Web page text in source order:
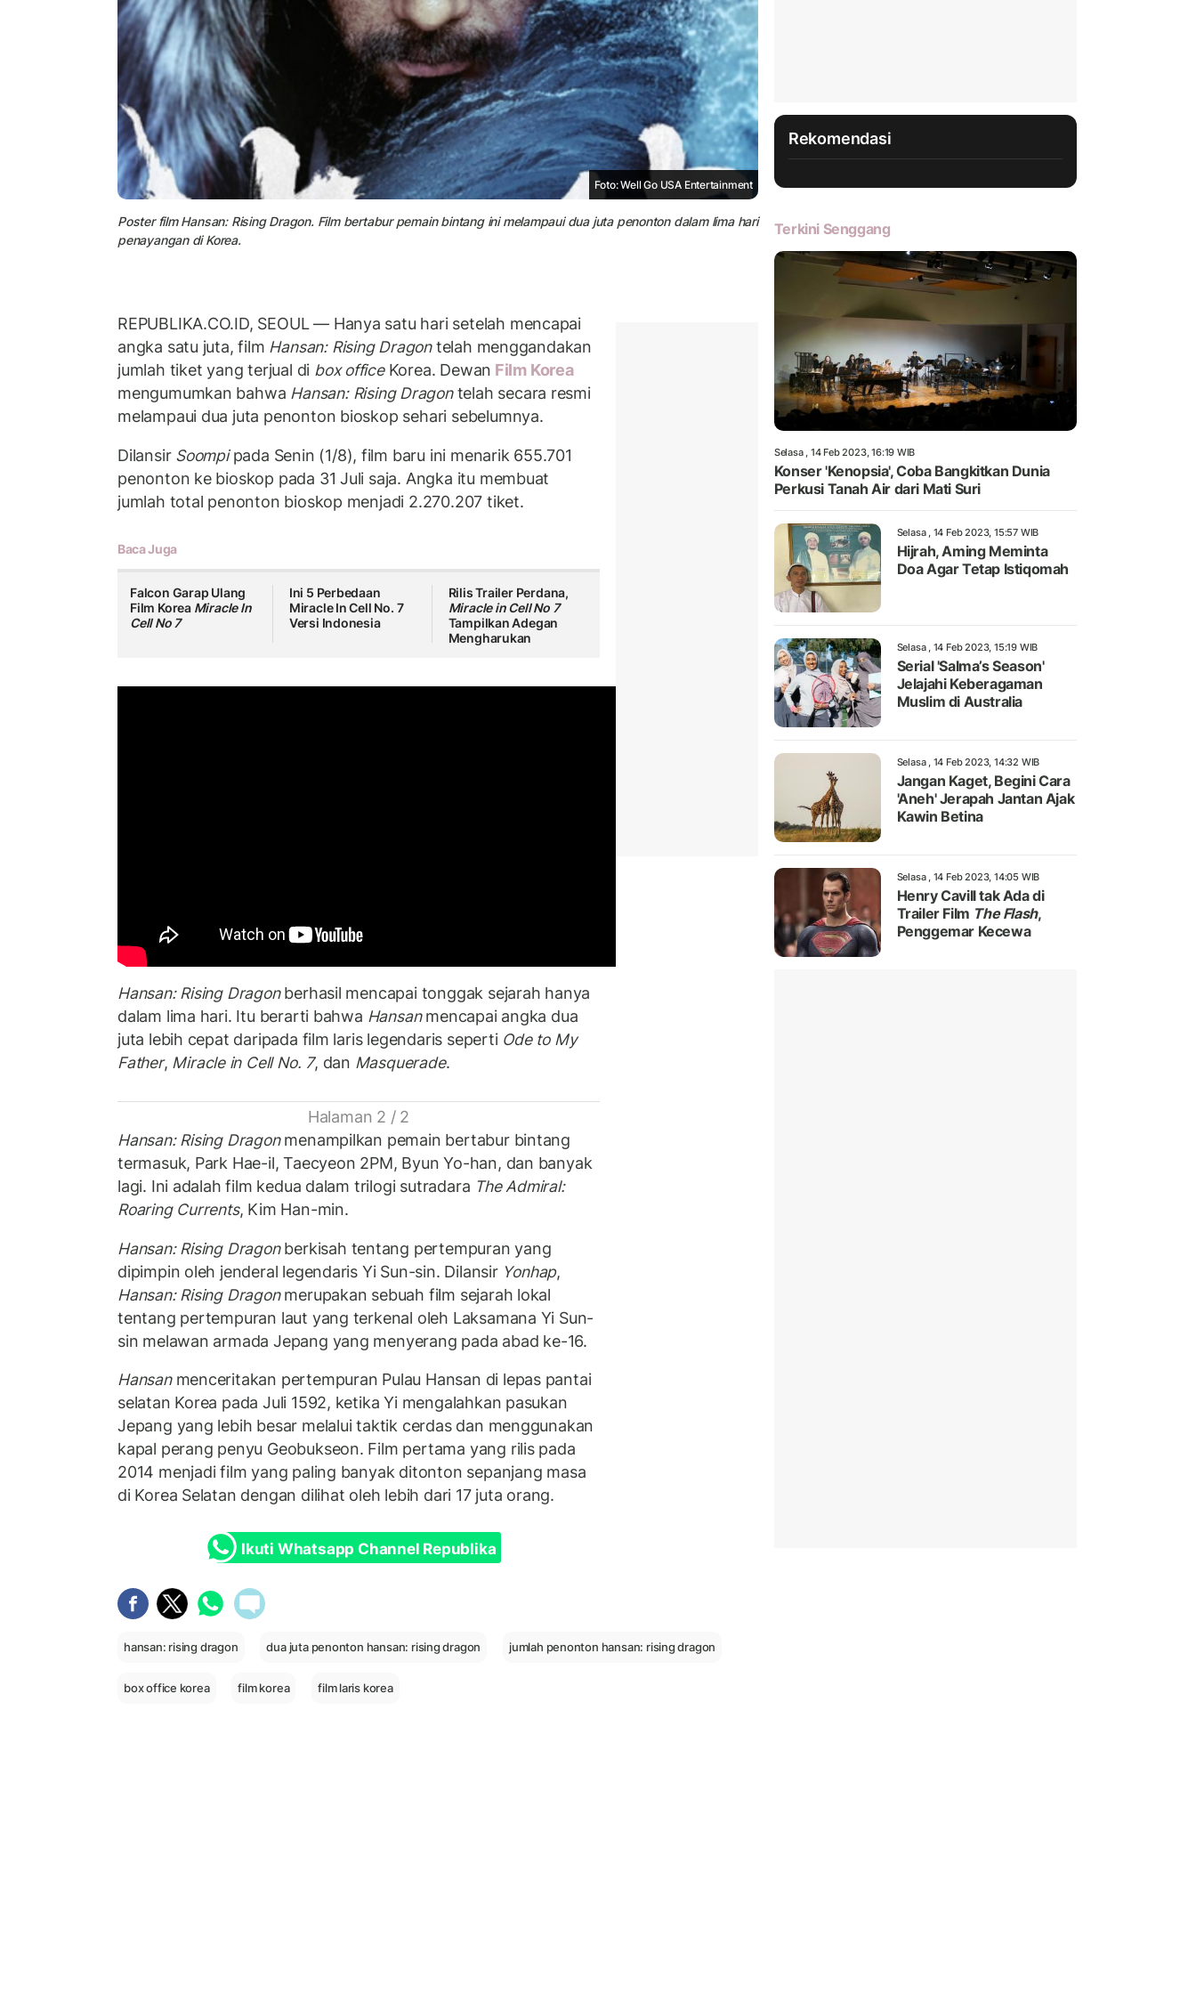
Foto: Well Go USA Entertainment
Poster film Hansan: Rising Dragon. Film bertabur pemain bintang ini melampaui dua juta penonton dalam lima hari
penayangan di Korea.
REPUBLIKA.CO.ID, SEOUL — Hanya satu hari setelah mencapai
angka satu juta, film Hansan: Rising Dragontelah menggandakan
jumlah tiket yang terjual di box officeKorea. Dewan Film Korea
mengumumkan bahwa Hansan: Rising Dragontelah secara resmi
melampaui dua juta penonton bioskop sehari sebelumnya.
Dilansir Soompipada Senin (1/8), film baru ini menarik 655.701
penonton ke bioskop pada 31 Juli saja. Angka itu membuat
jumlah total penonton bioskop menjadi 2.270.207 tiket.
Baca Juga
Falcon Garap Ulang
Film Korea Miracle In
Cell No 7
Ini 5 Perbedaan
Miracle In Cell No. 7
Versi Indonesia
Rilis Trailer Perdana,
Miracle in Cell No 7
Tampilkan Adegan
Mengharukan
Hansan: Rising Dragonberhasil mencapai tonggak sejarah hanya
dalam lima hari. Itu berarti bahwa Hansanmencapai angka dua
juta lebih cepat daripada film laris legendaris seperti Ode to My
Father, Miracle in Cell No. 7, dan Masquerade.
Halaman 2 / 2
Hansan: Rising Dragonmenampilkan pemain bertabur bintang
termasuk, Park Hae-il, Taecyeon 2PM, Byun Yo-han, dan banyak
lagi. Ini adalah film kedua dalam trilogi sutradara The Admiral:
Roaring Currents, Kim Han-min.
Hansan: Rising Dragonberkisah tentang pertempuran yang
dipimpin oleh jenderal legendaris Yi Sun-sin. Dilansir Yonhap,
Hansan: Rising Dragonmerupakan sebuah film sejarah lokal
tentang pertempuran laut yang terkenal oleh Laksamana Yi Sun-
sin melawan armada Jepang yang menyerang pada abad ke-16.
Hansanmenceritakan pertempuran Pulau Hansan di lepas pantai
selatan Korea pada Juli 1592, ketika Yi mengalahkan pasukan
Jepang yang lebih besar melalui taktik cerdas dan menggunakan
kapal perang penyu Geobukseon. Film pertama yang rilis pada
2014 menjadi film yang paling banyak ditonton sepanjang masa
di Korea Selatan dengan dilihat oleh lebih dari 17 juta orang.
Ikuti Whatsapp Channel Republika
hansan: rising dragon dua juta penonton hansan: rising dragon jumlah penonton hansan: rising dragon
box office korea film korea film laris korea
Rekomendasi
Terkini Senggang
Selasa , 14 Feb 2023, 16:19 WIB
Konser 'Kenopsia', Coba Bangkitkan Dunia
Perkusi Tanah Air dari Mati Suri
Selasa , 14 Feb 2023, 15:57 WIB
Hijrah, Aming Meminta
Doa Agar Tetap Istiqomah
Selasa , 14 Feb 2023, 15:19 WIB
Serial 'Salma’s Season'
Jelajahi Keberagaman
Muslim di Australia
Selasa , 14 Feb 2023, 14:32 WIB
Jangan Kaget, Begini Cara
'Aneh' Jerapah Jantan Ajak
Kawin Betina
Selasa , 14 Feb 2023, 14:05 WIB
Henry Cavill tak Ada di
Trailer Film The Flash,
Penggemar Kecewa